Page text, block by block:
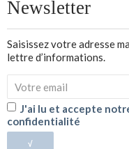
Newsletter
Saisissez votre adresse
lettre d’informations.
J'ai lu et accepte
confidentialité
√